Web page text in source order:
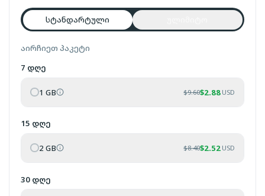
სტანდარტული
აირჩიეთ პაკეტი
7 დღე
1 GB $9.60$2.88 USD
15 დღე
2 GB $8.40$2.52 USD
30 დღე